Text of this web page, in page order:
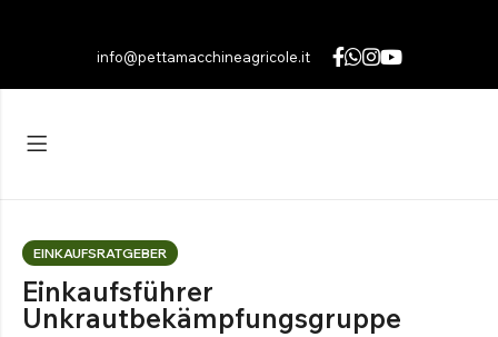
info@pettamacchineagricole.it
EINKAUFSRATGEBER
Einkaufsführer
Unkrautbekämpfungsgruppe
Schwer BIS ZU 1960 KG
Entdecken Sie die Produkte
Français(Französisch
Polski(Polnisch)
Română (Rumänisch)